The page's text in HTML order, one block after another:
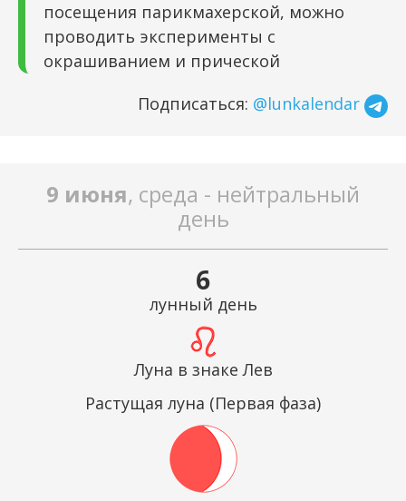
посещения парикмахерской, можно
проводить эксперименты с
окрашиванием и прической
Подписаться: @lunkalendar
9 июня, среда - нейтральный
день
6
лунный день
Луна в знаке Лев
Растущая луна (Первая фаза)